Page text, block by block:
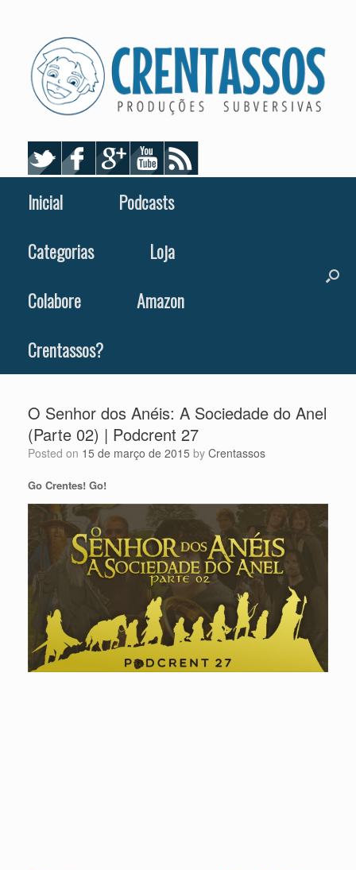
Inicial
Podcasts
Categorias
Loja
Colabore
Amazon
Crentassos?
O Senhor dos Anéis: A Sociedade do Anel
(Parte 02) | Podcrent 27
Posted on 15 de março de 2015 by Crentassos
Go Crentes! Go!